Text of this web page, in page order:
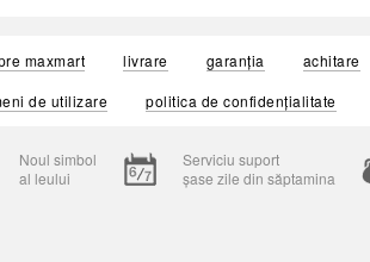
maxmart livrare garanția achitare
de utilizare
politica de confidențialitate
Noul simbol
al leului
Serviciu suport
șase zile din săptamina